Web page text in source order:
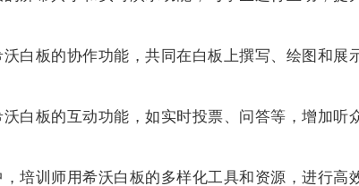
白板的协作功能，共同在白板上撰写、绘图和展
白板的互动功能，如实时投票、问答等，增加听
培训师用希沃白板的多样化工具和资源，进行高